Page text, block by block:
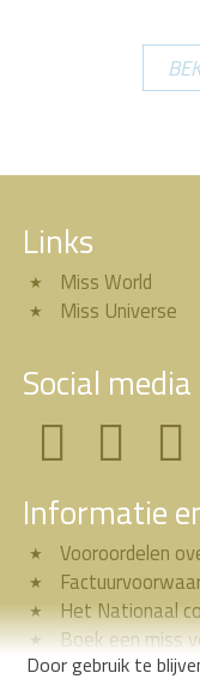
Links
Miss World
Miss Universe
Social media
Informatie
Vooroordelen
Het Nationaal
Boek een miss
Door gebruik te